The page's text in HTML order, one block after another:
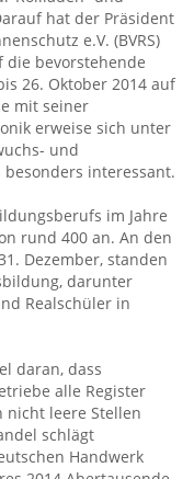
hat der Präsident
e.V. (BVRS)
die bevorstehende
26. Oktober 2014 auf
mit seiner
erweise sich unter
und
besonders interessant.
im Jahre
rund 400 an. An den
Dezember, standen
darunter
Realschüler in
daran, dass
alle Register
nicht leere Stellen
schlägt
Handwerk